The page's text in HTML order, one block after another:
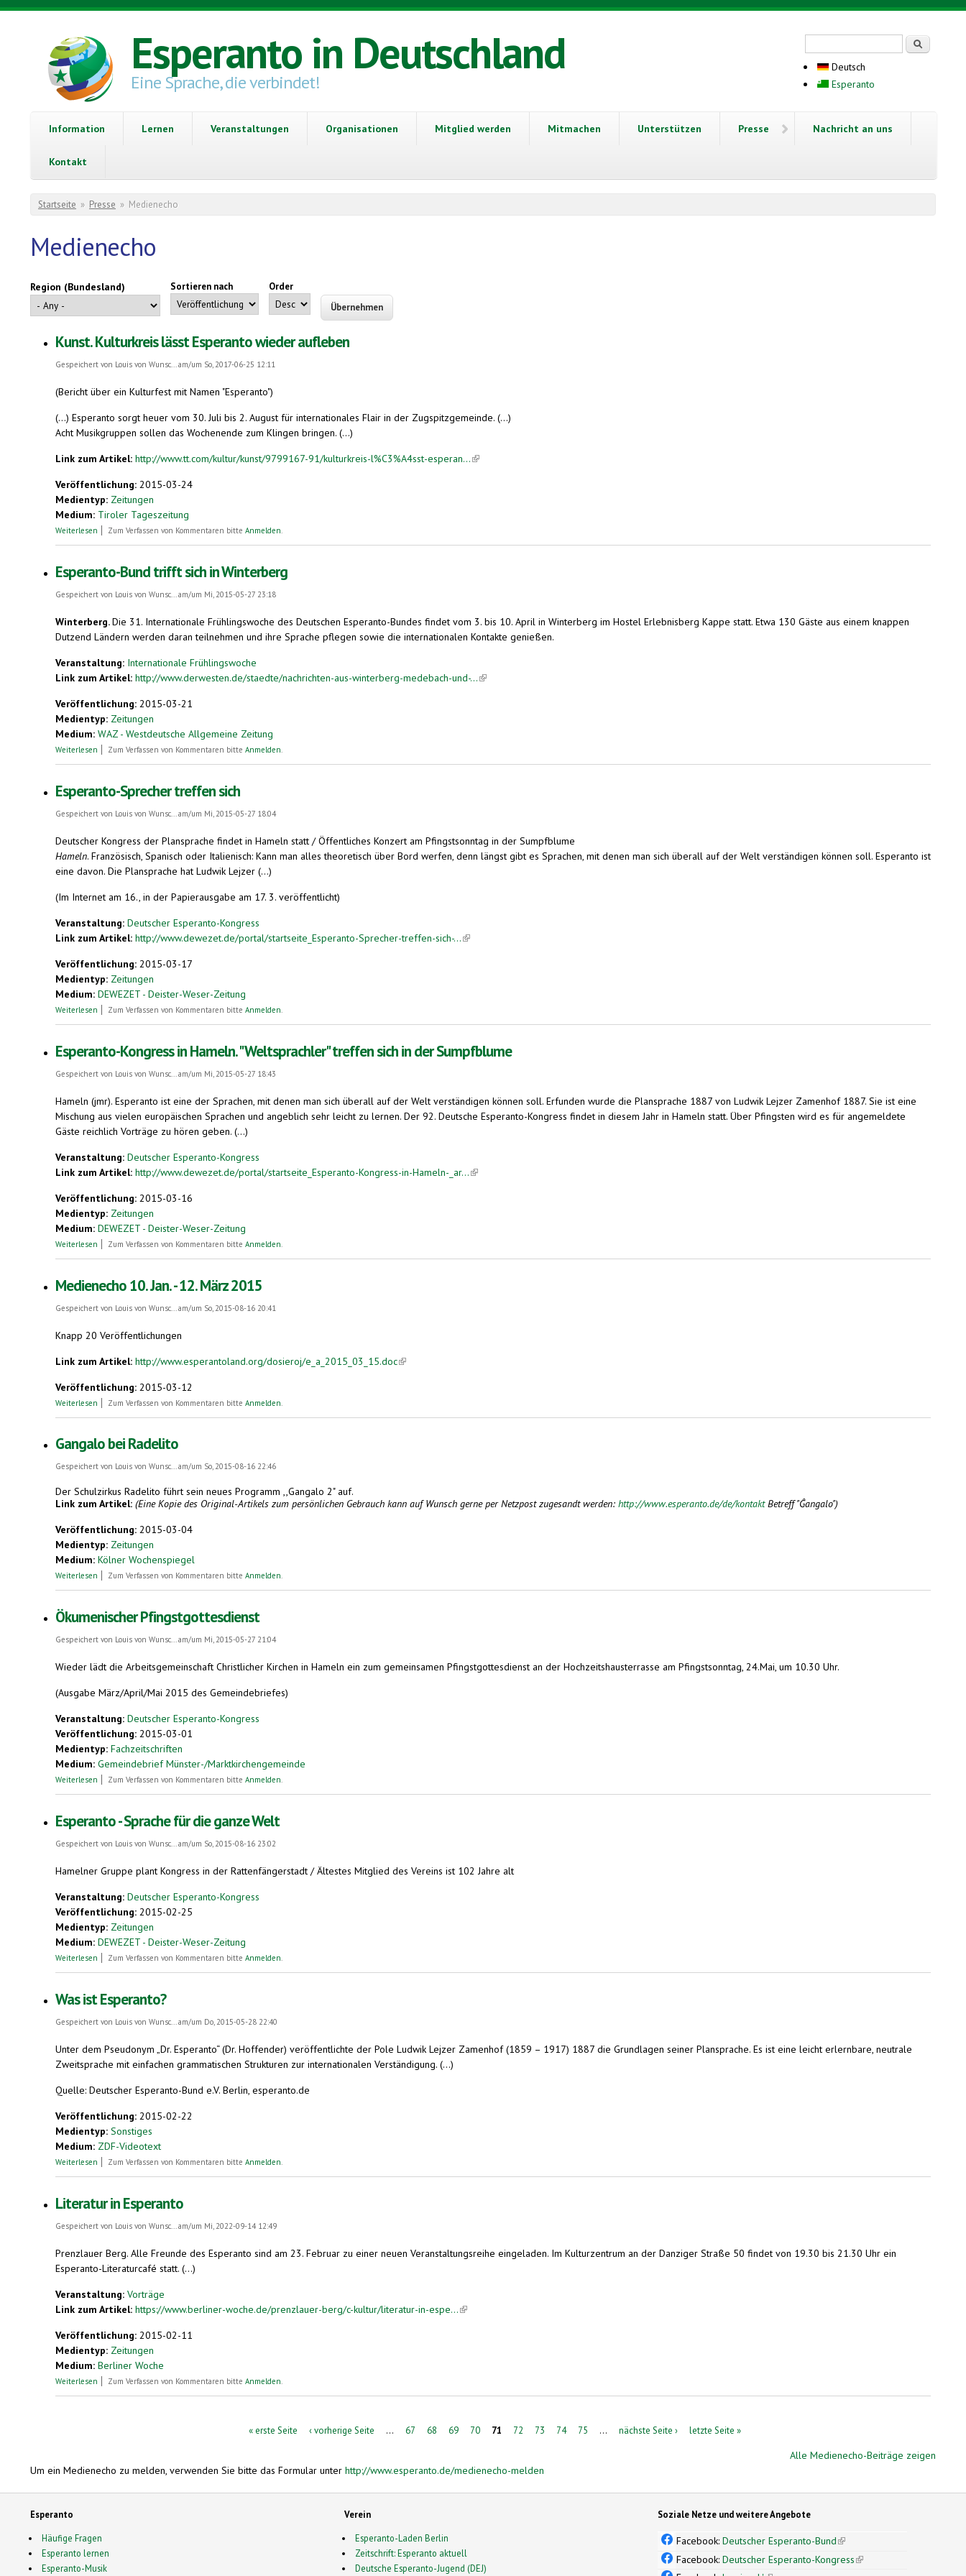
Direkt zum Inhalt
Esperanto in Deutschland
Eine Sprache, die verbindet!
Deutsch
Esperanto
Information Lernen Veranstaltungen Organisationen Mitglied werden Mitmachen Unterstützen Presse Nachricht an uns
Kontakt
Sie sind hier
Startseite » Presse » Medienecho
Medienecho
Region (Bundesland) Sortieren nach Order
Kunst. Kulturkreis lässt Esperanto wieder aufleben
Gespeichert von Louis von Wunsc...am/um So, 2017-06-25 12:11
(Bericht über ein Kulturfest mit Namen "Esperanto")
(...) Esperanto sorgt heuer vom 30. Juli bis 2. August für internationales Flair in der Zugspitzgemeinde. (...)
Acht Musikgruppen sollen das Wochenende zum Klingen bringen. (...)
Link zum Artikel: http://www.tt.com/kultur/kunst/9799167-91/kulturkreis-l%C3%A4sst-esperan...(link is external)
Veröffentlichung: 2015-03-24
Medientyp: Zeitungen
Medium: Tiroler Tageszeitung
Weiterlesen über Kunst. Kulturkreis lässt Esperanto wieder aufleben
Zum Verfassen von Kommentaren bitte Anmelden.
Esperanto-Bund trifft sich in Winterberg
Gespeichert von Louis von Wunsc...am/um Mi, 2015-05-27 23:18
Winterberg.Die 31. Internationale Frühlingswoche des Deutschen Esperanto-Bundes findet vom 3. bis 10. April in Winterberg im Hostel Erlebnisberg Kappe statt. Etwa 130 Gäste aus einem knappen
Dutzend Ländern werden daran teilnehmen und ihre Sprache pflegen sowie die internationalen Kontakte genießen.
Veranstaltung: Internationale Frühlingswoche
Link zum Artikel: http://www.derwesten.de/staedte/nachrichten-aus-winterberg-medebach-und-...(link is external)
Veröffentlichung: 2015-03-21
Medientyp: Zeitungen
Medium: WAZ - Westdeutsche Allgemeine Zeitung
Weiterlesen über Esperanto-Bund trifft sich in Winterberg
Zum Verfassen von Kommentaren bitte Anmelden.
Esperanto-Sprecher treffen sich
Gespeichert von Louis von Wunsc...am/um Mi, 2015-05-27 18:04
Deutscher Kongress der Plansprache findet in Hameln statt / Öffentliches Konzert am Pfingstsonntag in der Sumpfblume
Hameln. Französisch, Spanisch oder Italienisch: Kann man alles theoretisch über Bord werfen, denn längst gibt es Sprachen, mit denen man sich überall auf der Welt verständigen können soll. Esperanto ist
eine davon. Die Plansprache hat Ludwik Lejzer (...)
(Im Internet am 16., in der Papierausgabe am 17. 3. veröffentlicht)
Veranstaltung: Deutscher Esperanto-Kongress
Link zum Artikel: http://www.dewezet.de/portal/startseite_Esperanto-Sprecher-treffen-sich-...(link is external)
Veröffentlichung: 2015-03-17
Medientyp: Zeitungen
Medium: DEWEZET - Deister-Weser-Zeitung
Weiterlesen über Esperanto-Sprecher treffen sich
Zum Verfassen von Kommentaren bitte Anmelden.
Esperanto-Kongress in Hameln. "Weltsprachler" treffen sich in der Sumpfblume
Gespeichert von Louis von Wunsc... am/um Mi, 2015-05-27 18:43
Hameln (jmr). Esperanto ist eine der Sprachen, mit denen man sich überall auf der Welt verständigen können soll. Erfunden wurde die Plansprache 1887 von Ludwik Lejzer Zamenhof 1887. Sie ist eine
Mischung aus vielen europäischen Sprachen und angeblich sehr leicht zu lernen. Der 92. Deutsche Esperanto-Kongress findet in diesem Jahr in Hameln statt. Über Pfingsten wird es für angemeldete
Gäste reichlich Vorträge zu hören geben. (...)
Veranstaltung: Deutscher Esperanto-Kongress
Link zum Artikel: http://www.dewezet.de/portal/startseite_Esperanto-Kongress-in-Hameln-_ar...(link is external)
Veröffentlichung: 2015-03-16
Medientyp: Zeitungen
Medium: DEWEZET - Deister-Weser-Zeitung
Weiterlesen über Esperanto-Kongress in Hameln. "Weltsprachler" treffen sich in der Sumpfblume
Zum Verfassen von Kommentaren bitte Anmelden
Medienecho 10. Jan. - 12. März 2015
Gespeichert von Louis von Wunsc... am/um So, 2015-08-16 20:41
Knapp 20 Veröffentlichungen
Link zum Artikel: http://www.esperantoland.org/dosieroj/e_a_2015_03_15.doc(link is external)
Veröffentlichung: 2015-03-12
Weiterlesen über Medienecho 10. Jan. - 12. März 2015
Zum Verfassen von Kommentaren bitte Anmelden
Gangalo bei Radelito
Gespeichert von Louis von Wunsc...am/um So, 2015-08-16 22:46
Der Schulzirkus Radelito führt sein neues Programm ,,Gangalo 2" auf.
Link zum Artikel: (Eine Kopie des Original-Artikels zum persönlichen Gebrauch kann auf Wunsch gerne per Netzpost zugesandt werden: http://www.esperanto.de/de/kontaktBetreff "Ĝangalo")
Veröffentlichung: 2015-03-04
Medientyp: Zeitungen
Medium: Kölner Wochenspiegel
Weiterlesen über Gangalo bei Radelito
Zum Verfassen von Kommentaren bitte Anmelden.
Ökumenischer Pfingstgottesdienst
Gespeichert von Louis von Wunsc...am/um Mi, 2015-05-27 21:04
Wieder lädt die Arbeitsgemeinschaft Christlicher Kirchen in Hameln ein zum gemeinsamen Pfingstgottesdienst an der Hochzeitshausterrasse am Pfingstsonntag, 24.Mai, um 10.30 Uhr.
(Ausgabe März/April/Mai 2015 des Gemeindebriefes)
Veranstaltung: Deutscher Esperanto-Kongress
Veröffentlichung: 2015-03-01
Medientyp: Fachzeitschriften
Medium: Gemeindebrief Münster-/Marktkirchengemeinde
Weiterlesen über Ökumenischer Pfingstgottesdienst
Zum Verfassen von Kommentaren bitte Anmelden.
Esperanto - Sprache für die ganze Welt
Gespeichert von Louis von Wunsc...am/um So, 2015-08-16 23:02
Hamelner Gruppe plant Kongress in der Rattenfängerstadt / Ältestes Mitglied des Vereins ist 102 Jahre alt
Veranstaltung: Deutscher Esperanto-Kongress
Veröffentlichung: 2015-02-25
Medientyp: Zeitungen
Medium: DEWEZET - Deister-Weser-Zeitung
Weiterlesen über Esperanto - Sprache für die ganze Welt
Zum Verfassen von Kommentaren bitte Anmelden.
Was ist Esperanto?
Gespeichert von Louis von Wunsc... am/um Do, 2015-05-28 22:40
Unter dem Pseudonym „Dr. Esperanto“ (Dr. Hoffender) veröffentlichte der Pole Ludwik Lejzer Zamenhof (1859 – 1917) 1887 die Grundlagen seiner Plansprache. Es ist eine leicht erlernbare, neutrale
Zweitsprache mit einfachen grammatischen Strukturen zur internationalen Verständigung. (...)
Quelle: Deutscher Esperanto-Bund e.V. Berlin, esperanto.de
Veröffentlichung: 2015-02-22
Medientyp: Sonstiges
Medium: ZDF-Videotext
Weiterlesen über Was ist Esperanto?
Zum Verfassen von Kommentaren bitte Anmelden
Literatur in Esperanto
Gespeichert von Louis von Wunsc... am/um Mi, 2022-09-14 12:49
Prenzlauer Berg. Alle Freunde des Esperanto sind am 23. Februar zu einer neuen Veranstaltungsreihe eingeladen. Im Kulturzentrum an der Danziger Straße 50 findet von 19.30 bis 21.30 Uhr ein
Esperanto-Literaturcafé statt. (...)
Veranstaltung: Vorträge
Link zum Artikel: https://www.berliner-woche.de/prenzlauer-berg/c-kultur/literatur-in-espe...(link is external)
Veröffentlichung: 2015-02-11
Medientyp: Zeitungen
Medium: Berliner Woche
Weiterlesen über Literatur in Esperanto
Zum Verfassen von Kommentaren bitte Anmelden
« erste Seite ‹ vorherige Seite … 67 68 69 70 71 72 73 74 75 … nächste Seite › letzte Seite »
Alle Medienecho-Beiträge zeigen
Um ein Medienecho zu melden, verwenden Sie bitte das Formular unter http://www.esperanto.de/medienecho-melden
Esperanto
Häufige Fragen
Esperanto lernen
Esperanto-Musik
Verein
Esperanto-Laden Berlin
Zeitschrift: Esperanto aktuell
Deutsche Esperanto-Jugend (DEJ)
Soziale Netze und weitere Angebote
Facebook:Deutscher Esperanto-Bund(link is external)
Facebook:Deutscher Esperanto-Kongress(link is external)